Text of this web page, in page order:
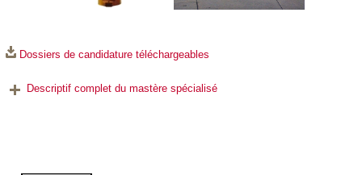
Dossiers de candidature téléchargeables
Descriptif complet du mastère spécialisé